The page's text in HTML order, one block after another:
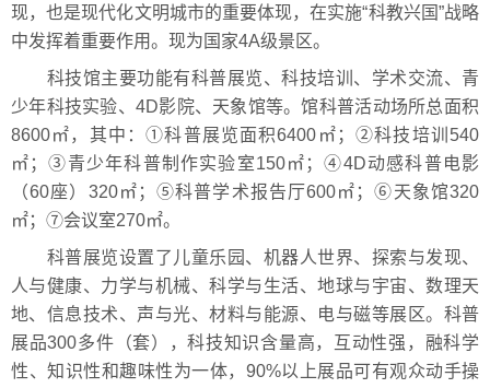
现，也是现代化文明城市的重要体现，在实施“科教兴国”战略
中发挥着重要作用。现为国家4A级景区。
科技馆主要功能有科普展览、科技培训、学术交流、青
少年科技实验、4D影院、天象馆等。馆科普活动场所总面积
8600㎡，其中：①科普展览面积6400㎡；②科技培训540
㎡；③青少年科普制作实验室150㎡；④4D动感科普电影
（60座）320㎡；⑤科普学术报告厅600㎡；⑥天象馆320
㎡；⑦会议室270㎡。
科普展览设置了儿童乐园、机器人世界、探索与发现、
人与健康、力学与机械、科学与生活、地球与宇宙、数理天
地、信息技术、声与光、材料与能源、电与磁等展区。科普
展品300多件（套），科技知识含量高，互动性强，融科学
性、知识性和趣味性为一体，90%以上展品可有观众动手操